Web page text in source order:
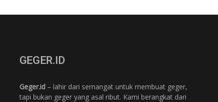
GEGER.ID
Geger.id – lahir dari semangat untuk membuat geger,
tapi bukan geger yang asal ribut. Kami berangkat dari